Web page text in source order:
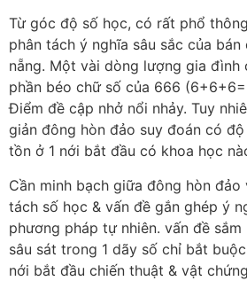
Từ góc độ số học, có rất phổ
phân tách ý nghĩa sâu sắc của
nẵng. Một vài dòng lượng gia đình
phần béo chữ số của 666
Điểm đề cập nhở nổi nhảy. Tuy
giản đông hòn đảo suy đoán có
tồn ở 1 nới bắt đầu có khoa học
Cần minh bạch giữa đông hòn đảo
tách số học & vấn đề gắn ghép ý
phương pháp tự nhiên. vấn đề
sâu sát trong 1 dãy số chỉ bắt
nới bắt đầu chiến thuật & vật